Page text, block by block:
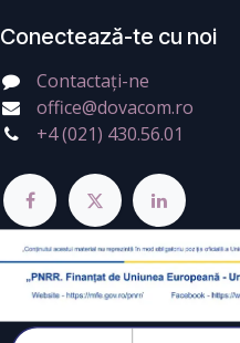
Conectează-te cu noi
Contactați-ne
office@dovacom.ro
+4 (021) 430.56.01